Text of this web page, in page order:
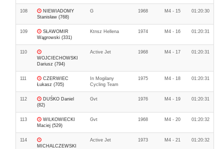
108
NIEWIADOMY
Stanisław (768)
G 1968 M4 - 15 01:20:30
109
SŁAWOMIR
Wągrowski (331)
Ktnsz Hellena 1974 M4 - 16 01:20:31
110
WOJCIECHOWSKI
Dariusz (794)
Active Jet 1968 M4 - 17 01:20:31
111
CZERWIEC
Łukasz (705)
In Mogilany
Cycling Team
1975 M4 - 18 01:20:31
112
DUŚKO Daniel
(82)
Gvt 1976 M4 - 19 01:20:31
113
WILKOWIECKI
Maciej (529)
Gvt 1968 M4 - 20 01:20:32
114
MICHALCZEWSKI
Active Jet 1973 M4 - 21 01:20:32